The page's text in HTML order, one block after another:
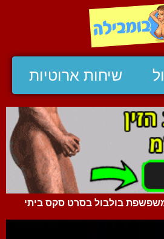
שיחות ארוטיות
בולבול בסרט סקס ביתי